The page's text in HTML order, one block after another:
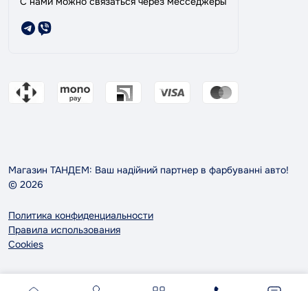
Магазин ТАНДЕМ: Ваш надійний партнер в фарбуванні авто!
© 2026
Политика конфиденциальности
Правила использования
Cookies